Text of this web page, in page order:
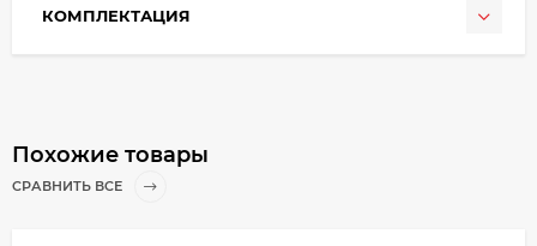
КОМПЛЕКТАЦИЯ
Похожие товары
СРАВНИТЬ ВСЕ